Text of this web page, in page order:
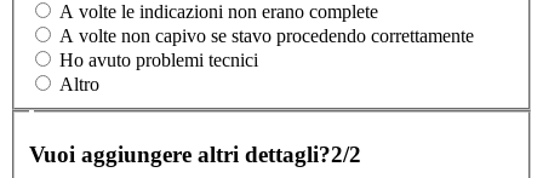
A volte le indicazioni non erano complete
A volte non capivo se stavo procedendo correttamente
Ho avuto problemi tecnici
Altro
Vuoi aggiungere altri dettagli?2/2